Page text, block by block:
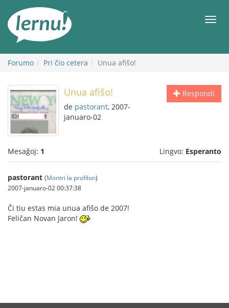
enhavo
Forumo Pri ĉio cetera Unua afiŝo!
Respondi
Unua afiŝo!
de pastorant, 2007-
januaro-02
Mesaĝoj: 1 Lingvo: Esperanto
pastorant (Montri la profilon)
2007-januaro-02 00:37:38
Ĉi tiu estas mia unua afiŝo de 2007!
Feliĉan Novan Jaron!